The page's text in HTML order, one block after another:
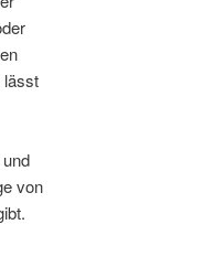
lässt
von